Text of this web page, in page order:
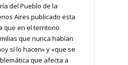
del Pueblo de la
Aires publicado esta
que en el territorio
que nunca habían
sí lo hacen» y «que se
que afecta a